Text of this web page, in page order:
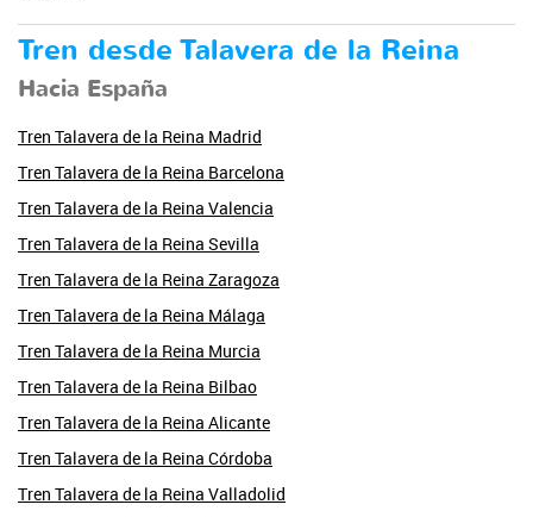
Tren desde Talavera de la Reina
Hacia España
Tren Talavera de la Reina Madrid
Tren Talavera de la Reina Barcelona
Tren Talavera de la Reina Valencia
Tren Talavera de la Reina Sevilla
Tren Talavera de la Reina Zaragoza
Tren Talavera de la Reina Málaga
Tren Talavera de la Reina Murcia
Tren Talavera de la Reina Bilbao
Tren Talavera de la Reina Alicante
Tren Talavera de la Reina Córdoba
Tren Talavera de la Reina Valladolid